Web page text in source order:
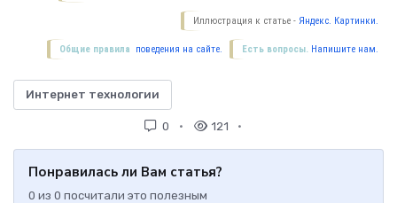
Иллюстрация к статье - Яндекс. Картинки.
Есть вопросы. Напишите нам.
Общие правила поведения на сайте.
Интернет технологии
0 121
Понравилась ли Вам статья?
0 из 0 посчитали это полезным